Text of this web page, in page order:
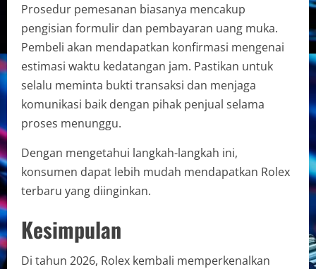
Prosedur pemesanan biasanya mencakup
pengisian formulir dan pembayaran uang muka.
Pembeli akan mendapatkan konfirmasi mengenai
estimasi waktu kedatangan jam. Pastikan untuk
selalu meminta bukti transaksi dan menjaga
komunikasi baik dengan pihak penjual selama
proses menunggu.
Dengan mengetahui langkah-langkah ini,
konsumen dapat lebih mudah mendapatkan Rolex
terbaru yang diinginkan.
Kesimpulan
Di tahun 2026, Rolex kembali memperkenalkan